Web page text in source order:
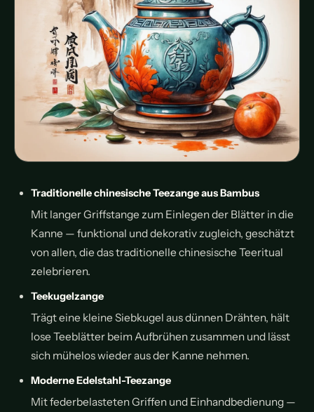
Traditionelle chinesische Teezange aus Bambus
Mit langer Griffstange zum Einlegen der Blätter in die
Kanne — funktional und dekorativ zugleich, geschätzt
von allen, die das traditionelle chinesische Teeritual
zelebrieren.
Teekugelzange
Trägt eine kleine Siebkugel aus dünnen Drähten, hält
lose Teeblätter beim Aufbrühen zusammen und lässt
sich mühelos wieder aus der Kanne nehmen.
Moderne Edelstahl-Teezange
Mit federbelasteten Griffen und Einhandbedienung —